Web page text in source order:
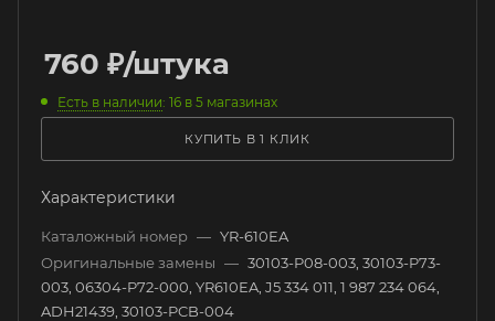
760 ₽/штука
Есть в наличии: 16 в 5 магазинах
КУПИТЬ В 1 КЛИК
Характеристики
Каталожный номер — YR-610EA
Оригинальные замены — 30103-P08-003, 30103-P73-
003, 06304-P72-000, YR610EA, J5 334 011, 1 987 234 064,
ADH21439, 30103-PCB-004